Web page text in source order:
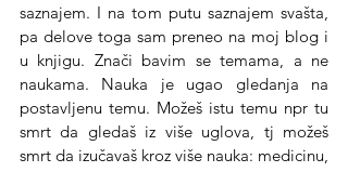
saznajem. I na tom putu saznajem svašta,
pa delove toga sam preneo na moj blog i
u knjigu. Znači bavim se temama, a ne
naukama. Nauka je ugao gledanja na
postavljenu temu. Možeš istu temu npr tu
smrt da gledaš iz više uglova, tj možeš
smrt da izučavaš kroz više nauka: medicinu,